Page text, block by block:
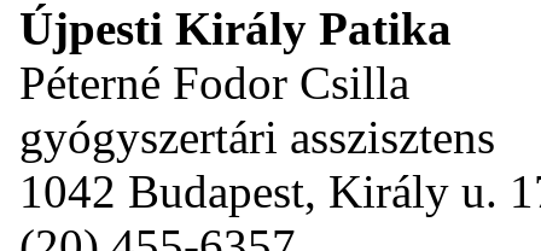
Újpesti Király Patika
Péterné Fodor Csilla
gyógyszertári asszisztens
1042 Budapest, Király u.